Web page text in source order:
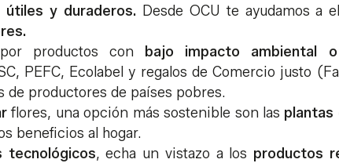
útiles y duraderos. Desde OCU te ayudamos a
productos con bajo impacto ambiental
PEFC, Ecolabel y regalos de Comercio justo
de productores de países pobres.
flores, una opción más sostenible son las plantas
beneficios al hogar.
tecnológicos, echa un vistazo a los productos